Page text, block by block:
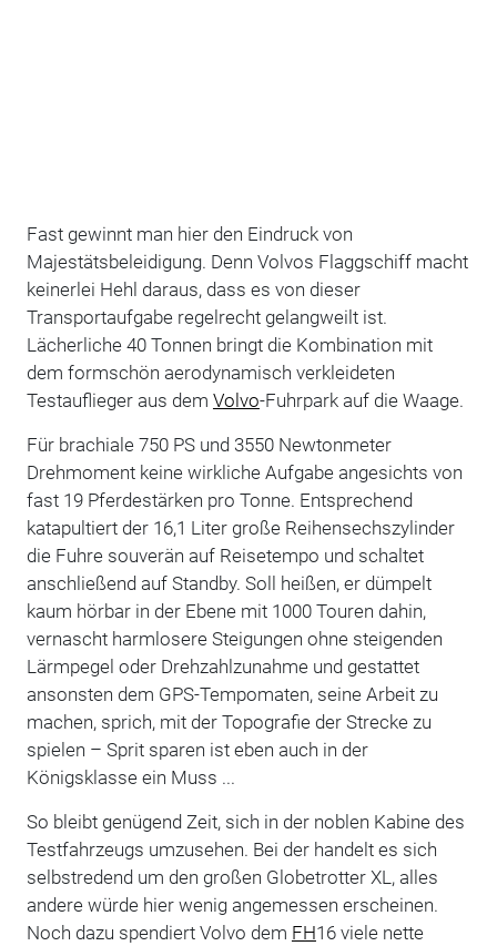
Fast gewinnt man hier den Eindruck von
Majestätsbeleidigung. Denn Volvos Flaggschiff macht
keinerlei Hehl daraus, dass es von dieser
Transportaufgabe regelrecht gelangweilt ist.
Lächerliche 40 Tonnen bringt die Kombination mit
dem formschön aerodynamisch verkleideten
Testauflieger aus dem Volvo-Fuhrpark auf die Waage.
Für brachiale 750 PS und 3550 New­tonmeter
Drehmoment keine wirkliche Aufgabe angesichts von
fast 19 Pferdestärken pro Tonne. Entsprechend
katapultiert der 16,1 Liter große Reihensechszylinder
die Fuhre souverän auf Reisetempo und schaltet
anschließend auf Standby. Soll heißen, er dümpelt
kaum hörbar in der Ebene mit 1000 Touren dahin,
vernascht harmlosere Steigungen ohne steigenden
Lärmpegel oder Drehzahlzunahme und gestattet
ansonsten dem GPS-Tempomaten, seine Arbeit zu
machen, sprich, mit der Topografie der Strecke zu
spielen – Sprit sparen ist eben auch in der
Königsklasse ein Muss ...
So bleibt genügend Zeit, sich in der noblen Kabine des
Testfahrzeugs umzusehen. Bei der handelt es sich
selbstredend um den großen Globetrotter XL, alles
andere würde hier wenig angemessen erscheinen.
Noch dazu spendiert Volvo dem FH16 viele nette